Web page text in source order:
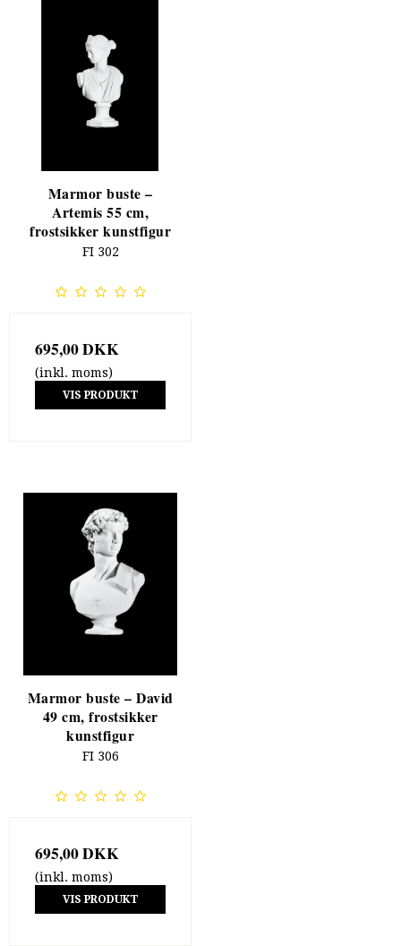
Marmor buste –
Artemis 55 cm,
frostsikker kunstfigur
FI 302
695,00 DKK
(inkl. moms)
VIS PRODUKT
Marmor buste – David
49 cm, frostsikker
kunstfigur
FI 306
695,00 DKK
(inkl. moms)
VIS PRODUKT